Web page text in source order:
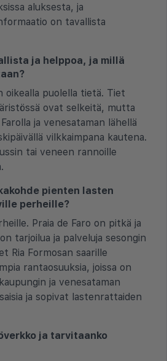
aluksesta, ja
on tavallista
ja helppoa, ja millä
oikealla puolella tietä. Tiet
ovat selkeitä, mutta
ja venesataman lähellä
vilkkaimpana kautena.
tai veneen rannoille
pienten lasten
perheille?
Praia de Faro on pitkä ja
tarjoilua ja palveluja sesongin
Ria Formosan saarille
rantaosuuksia, joissa on
ja venesataman
ja sopivat lastenrattaiden
ja tarvitaanko